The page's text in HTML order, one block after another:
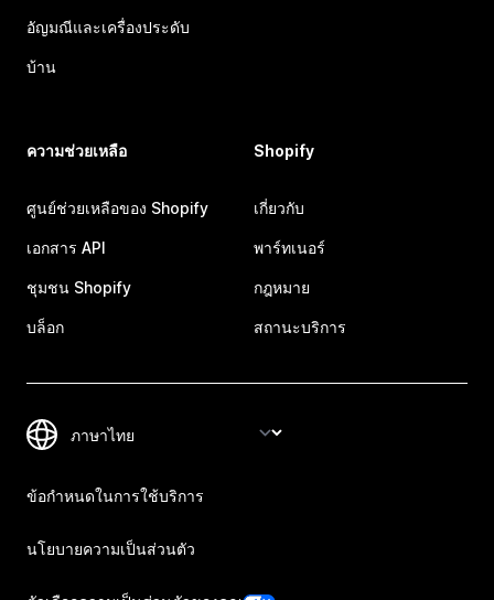
อัญมณีและเครื่องประดับ
บ้าน
ความช่วยเหลือ
ศูนย์ช่วยเหลือของ Shopify
เอกสาร API
ชุมชน Shopify
บล็อก
Shopify
เกี่ยวกับ
พาร์ทเนอร์
กฎหมาย
สถานะบริการ
ข้อกำหนดในการใช้บริการ
นโยบายความเป็นส่วนตัว